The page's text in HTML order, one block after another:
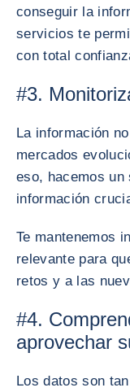
conseguir la
servicios te
con total
#3.
La información
mercados
eso, hacemos un
información
Te mantenemos
relevante para
retos y a las
#4.
aprovechar
Los datos son